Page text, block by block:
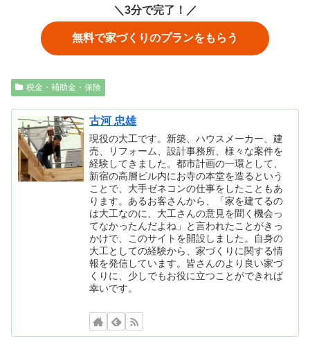
＼3分で完了！／
無料で家づくりのプランをもらう
税金・補助金・保険
古河 忠雄
現役の大工です。新築、ハウスメーカー、建
売、リフォーム、設計事務所、様々な案件を
経験してきました。都市計画の一環として、
新宿の高層ビル内にお寺の本堂を造るという
ことで、大手ゼネコンの仕事をしたこともあ
ります。あるお客さんから、「家を建てるの
は大工なのに、大工さんの意見を聞く機会っ
てなかったんだよね」と言われたことがきっ
かけで、このサイトを開設しました。自身の
大工としての経験から、家づくりに関する情
報を発信しています。皆さんのより良い家づ
くりに、少しでもお役に立つことができれば
幸いです。